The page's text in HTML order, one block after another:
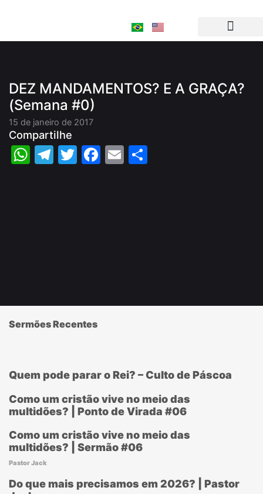
conteúdo
DEZ MANDAMENTOS? E A GRAÇA?
(Semana #0)
15 de janeiro de 2017
Compartilhe
WhatsApp
Telegram
Twitter
Facebook
Email
Sermões Recentes
Quem pode parar o Rei? – Culto de Páscoa
Como um cristão vive no meio das
multidões? | Ponto de Virada #06
Como um cristão vive no meio das
multidões? | Sermão #06
Pastor Jack
Do que mais precisamos em 2026? | Pastor